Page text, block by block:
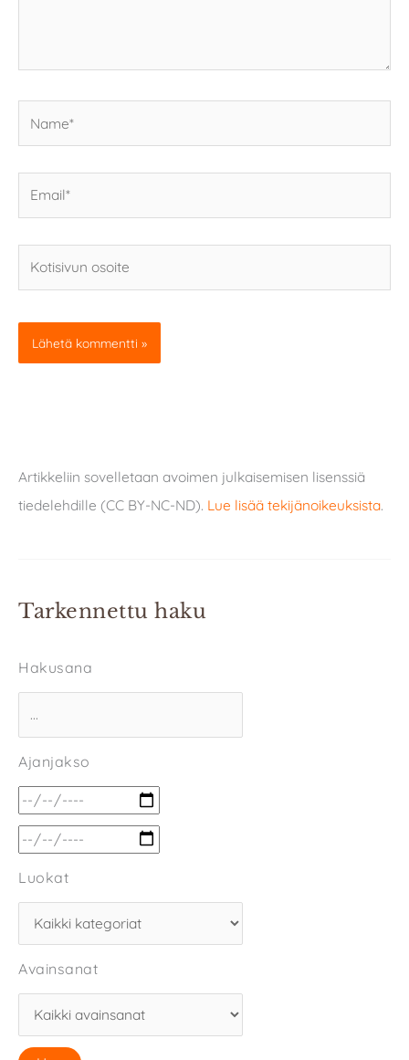
osoite
Artikkeliin sovelletaan avoimen julkaisemisen lisenssiä
tiedelehdille (CC BY-NC-ND). Lue lisää tekijänoikeuksista.
Tarkennettu haku
Hakusana
Ajanjakso
Luokat
Avainsanat